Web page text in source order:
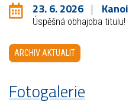
23. 6. 2026
Úspěšná obhajoba titulu!
ARCHIV AKTUALIT
Fotogalerie